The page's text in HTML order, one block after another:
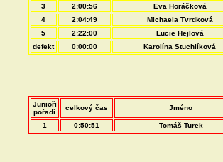
3
2:00:56
Eva Horáčková
4
2:04:49
Michaela Tvrdková
5
2:22:00
Lucie Hejlová
defekt
0:00:00 Karolína Stuchlíková
Junioři
pořadí
celkový čas Jméno
1 0:50:51 Tomáš Turek